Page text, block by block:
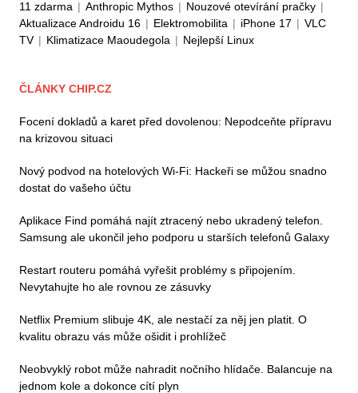
11 zdarma | Anthropic Mythos | Nouzové otevírání pračky |
Aktualizace Androidu 16 | Elektromobilita | iPhone 17 | VLC
TV | Klimatizace Maoudegola | Nejlepší Linux
ČLÁNKY CHIP.CZ
Focení dokladů a karet před dovolenou: Nepodceňte přípravu
na krizovou situaci
Nový podvod na hotelových Wi-Fi: Hackeři se můžou snadno
dostat do vašeho účtu
Aplikace Find pomáhá najít ztracený nebo ukradený telefon.
Samsung ale ukončil jeho podporu u starších telefonů Galaxy
Restart routeru pomáhá vyřešit problémy s připojením.
Nevytahujte ho ale rovnou ze zásuvky
Netflix Premium slibuje 4K, ale nestačí za něj jen platit. O
kvalitu obrazu vás může ošidit i prohlížeč
Neobvyklý robot může nahradit nočního hlídače. Balancuje na
jednom kole a dokonce cítí plyn